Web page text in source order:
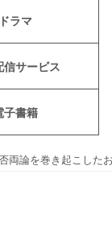
ドラマ
信サービス
子書籍
両論を巻き起こした